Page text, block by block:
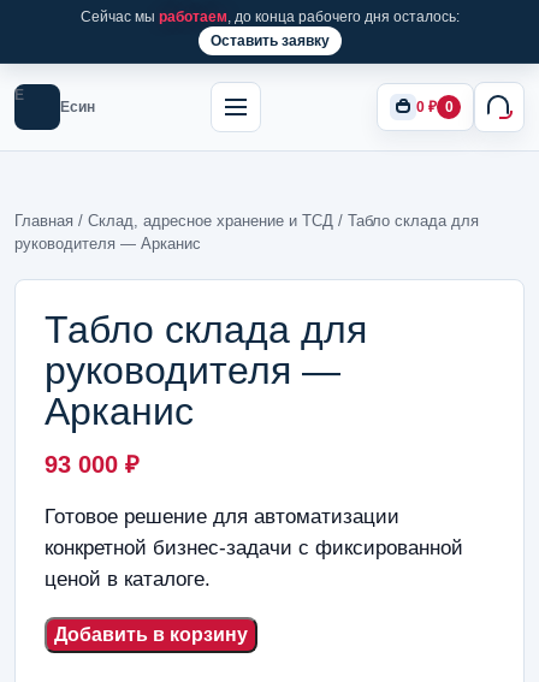
Сейчас мы работаем, до конца рабочего дня осталось:
Оставить заявку
Е
Есин 0 ₽ 0
Главная / Склад, адресное хранение и ТСД / Табло склада для
руководителя — Арканис
Табло склада для
руководителя —
Арканис
93 000 ₽
Готовое решение для автоматизации
конкретной бизнес-задачи с фиксированной
ценой в каталоге.
Добавить в корзину